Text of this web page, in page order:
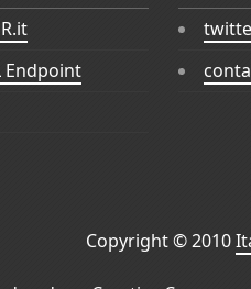
Endpoint
Copyright © 2010